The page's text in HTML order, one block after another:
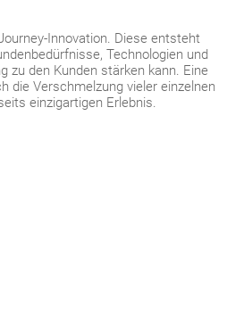
Innovation. Diese entsteht
Technologien und
zu den Kunden stärken kann. Eine
die Verschmelzung vieler einzelnen
einzigartigen Erlebnis.